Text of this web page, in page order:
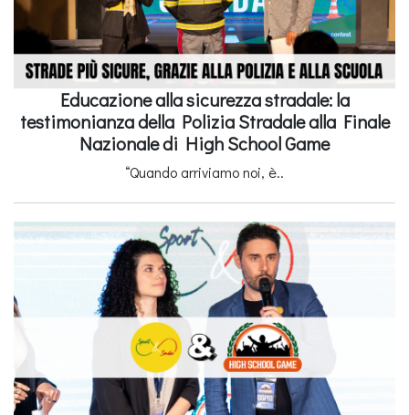
Educazione alla sicurezza stradale: la
testimonianza della Polizia Stradale alla Finale
Nazionale di High School Game
“Quando arriviamo noi, è..